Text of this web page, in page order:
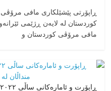
مافی مرۆڤی کوردستان و